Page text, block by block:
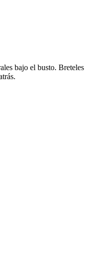
bajo el busto. Breteles